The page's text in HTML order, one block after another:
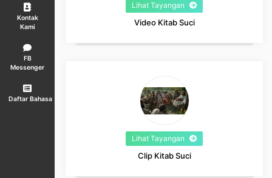
Kontak
Kami
FB
Messenger
Daftar Bahasa
Lihat Tayangan
Video Kitab Suci
Lihat Tayangan
Clip Kitab Suci